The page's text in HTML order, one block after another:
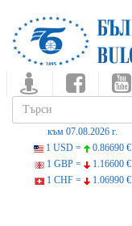
към 07.08.2026 г.
1 USD =
0.86690 €
1 GBP =
1.16600 €
1 CHF =
1.06990 €